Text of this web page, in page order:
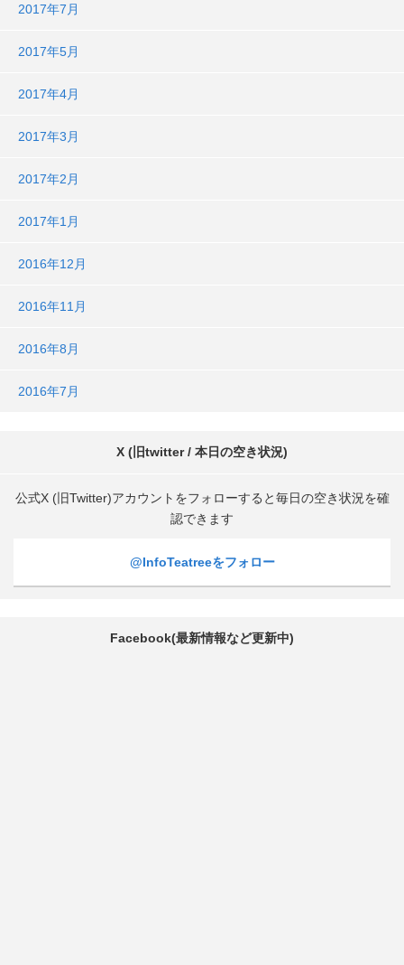
2017年7月
2017年5月
2017年4月
2017年3月
2017年2月
2017年1月
2016年12月
2016年11月
2016年8月
2016年7月
X (旧twitter / 本日の空き状況)
公式X (旧Twitter)アカウントをフォローすると毎日の空き状況を確
認できます
@InfoTeatreeをフォロー
Facebook(最新情報など更新中)